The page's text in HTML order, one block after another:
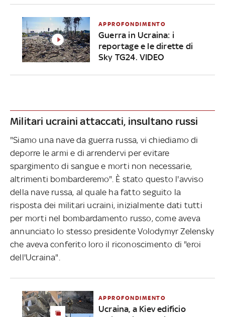
APPROFONDIMENTO
Guerra in Ucraina: i
reportage e le dirette di
Sky TG24. VIDEO
Militari ucraini attaccati, insultano russi
"Siamo una nave da guerra russa, vi chiediamo di
deporre le armi e di arrendervi per evitare
spargimento di sangue e morti non necessarie,
altrimenti bombarderemo". È stato questo l'avviso
della nave russa, al quale ha fatto seguito la
risposta dei militari ucraini, inizialmente dati tutti
per morti nel bombardamento russo, come aveva
annunciato lo stesso presidente Volodymyr Zelensky
che aveva conferito loro il riconoscimento di "eroi
dell'Ucraina".
APPROFONDIMENTO
Ucraina, a Kiev edificio